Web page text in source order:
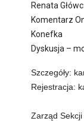
Renata
Komentarz
Konefka
Dyskusja –
Szczegóły:
Rejestracja:
Zarząd